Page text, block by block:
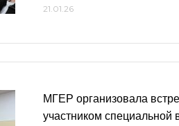
21.01.26
МГЕР организовала
участником специальной